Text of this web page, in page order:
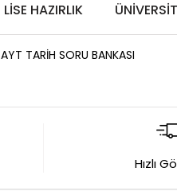
LISE HAZIRLIK
AYT TARİH SORU BANKASI
Hızlı